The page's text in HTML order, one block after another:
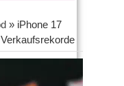
» iPhone 17